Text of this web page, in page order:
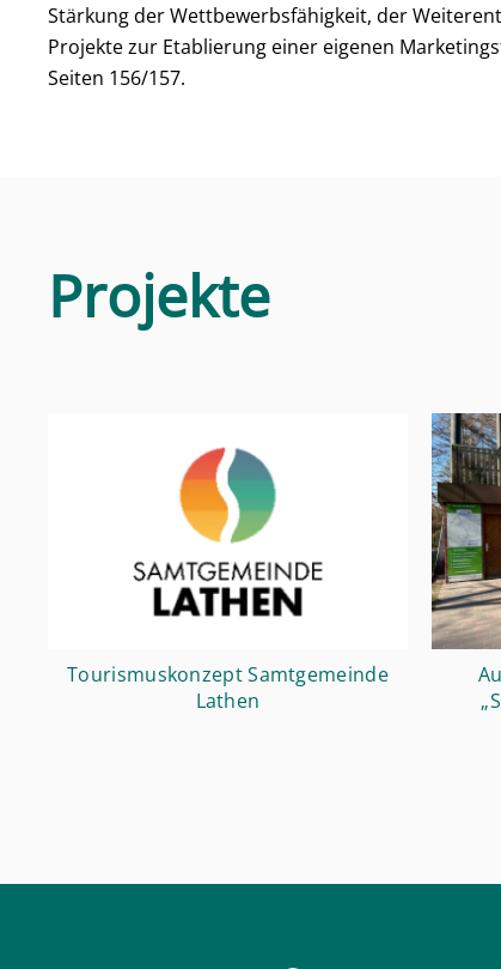
Stärkung der Wettbewerbsfähigkeit, der
Projekte zur Etablierung einer eigenen
Seiten 156/157.
Projekte
Tourismuskonzept Samtgemeinde
Lathen